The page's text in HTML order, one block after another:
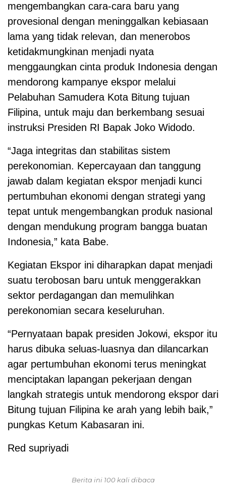
mengembangkan cara-cara baru yang
provesional dengan meninggalkan kebiasaan
lama yang tidak relevan, dan menerobos
ketidakmungkinan menjadi nyata
menggaungkan cinta produk Indonesia dengan
mendorong kampanye ekspor melalui
Pelabuhan Samudera Kota Bitung tujuan
Filipina, untuk maju dan berkembang sesuai
instruksi Presiden RI Bapak Joko Widodo.
“Jaga integritas dan stabilitas sistem
perekonomian. Kepercayaan dan tanggung
jawab dalam kegiatan ekspor menjadi kunci
pertumbuhan ekonomi dengan strategi yang
tepat untuk mengembangkan produk nasional
dengan mendukung program bangga buatan
Indonesia,” kata Babe.
Kegiatan Ekspor ini diharapkan dapat menjadi
suatu terobosan baru untuk menggerakkan
sektor perdagangan dan memulihkan
perekonomian secara keseluruhan.
“Pernyataan bapak presiden Jokowi, ekspor itu
harus dibuka seluas-luasnya dan dilancarkan
agar pertumbuhan ekonomi terus meningkat
menciptakan lapangan pekerjaan dengan
langkah strategis untuk mendorong ekspor dari
Bitung tujuan Filipina ke arah yang lebih baik,”
pungkas Ketum Kabasaran ini.
Red supriyadi
Berita ini 100 kali dibaca